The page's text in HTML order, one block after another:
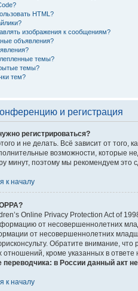
HTML?
изображения к сообщениям?
объявления?
темы?
темы?
тем?
и регистрация
регистрироваться?
и не делать. Всё зависит от
возможности, которые
минут, поэтому мы рекомендуем это
к началу
Online Privacy Protection Act of
от несовершеннолетних
от несовершеннолетних
Обратите внимание,
отношений, кроме указанных в
переводчика: в России данный акт
к началу